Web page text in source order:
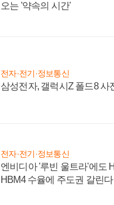
오는 '약속의 시간'
전자·전기·정보통신
삼성전자, 갤럭시Z 폴드8
전자·전기·정보통신
엔비디아 '루빈 울트라'에도
HBM4 수율에 주도권 갈린다